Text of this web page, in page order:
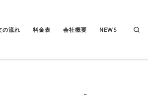
の流れ 料金表 会社概要 NEWS